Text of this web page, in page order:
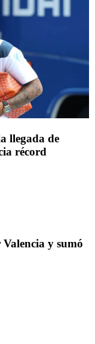
llegada de
récord
y sumó